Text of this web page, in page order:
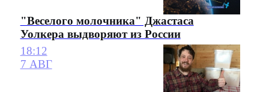
"Веселого молочника" Джастаса
Уолкера выдворяют из России
18:12
7 АВГ